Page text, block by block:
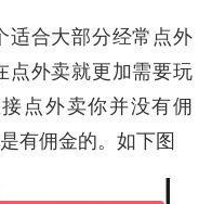
适合大部分经常点外
点外卖就更加需要玩
点外卖你并没有佣
有佣金的。如下图